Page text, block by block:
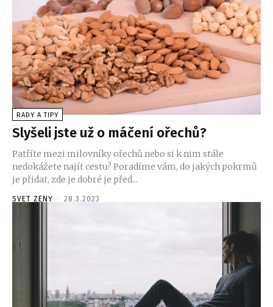
RADY A TIPY
Slyšeli jste už o máčení ořechů?
Patříte mezi milovníky ořechů nebo si k nim stále
nedokážete najít cestu? Poradíme vám, do jakých pokrmů
je přidat, zde je dobré je před...
SVET ZENY - 28.3.2023